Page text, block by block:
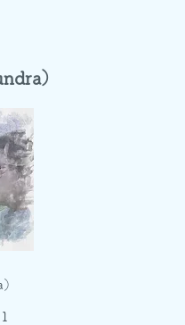
）